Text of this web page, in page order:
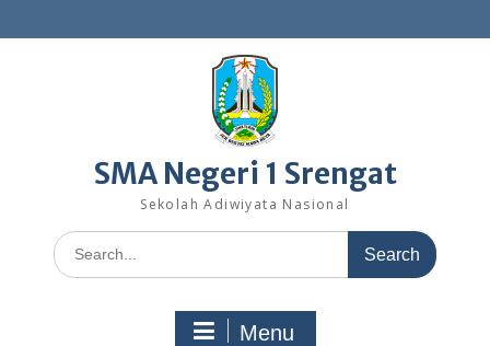
to
SMA Negeri 1 Srengat
Sekolah Adiwiyata Nasional
Search
for:
Menu